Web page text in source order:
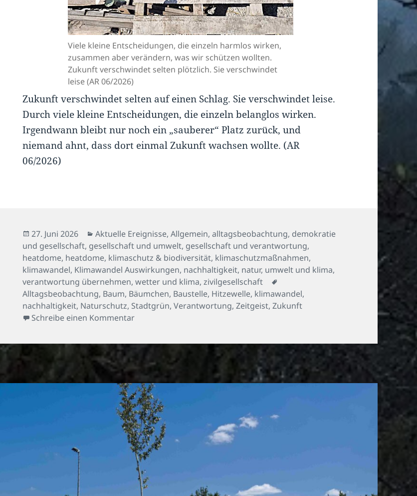
Viele kleine Entscheidungen, die einzeln harmlos wirken,
zusammen aber verändern, was wir schützen wollten.
Zukunft verschwindet selten plötzlich. Sie verschwindet
leise (AR 06/2026)
Zukunft verschwindet selten auf einen Schlag. Sie verschwindet leise.
Durch viele kleine Entscheidungen, die einzeln belanglos wirken.
Irgendwann bleibt nur noch ein „sauberer“ Platz zurück, und
niemand ahnt, dass dort einmal Zukunft wachsen wollte. (AR
06/2026)
Veröffentlicht
am
27. Juni 2026 Kategorien
Aktuelle Ereignisse,Allgemein,alltagsbeobachtung, demokratie
und gesellschaft, gesellschaft und umwelt, gesellschaft und verantwortung,
heatdome, heatdome, klimaschutz & biodiversität, klimaschutzmaßnahmen,
klimawandel, Klimawandel Auswirkungen, nachhaltigkeit, natur, umwelt und klima,
verantwortung übernehmen,wetter und klima,zivilgesellschaft
Alltagsbeobachtung, Baum, Bäumchen, Baustelle, Hitzewelle, klimawandel,
nachhaltigkeit, Naturschutz, Stadtgrün,Verantwortung,Zeitgeist,Zukunft
Schreibe einen Kommentarzu Das Baustellenbäumchen und die Hitze – Teil II